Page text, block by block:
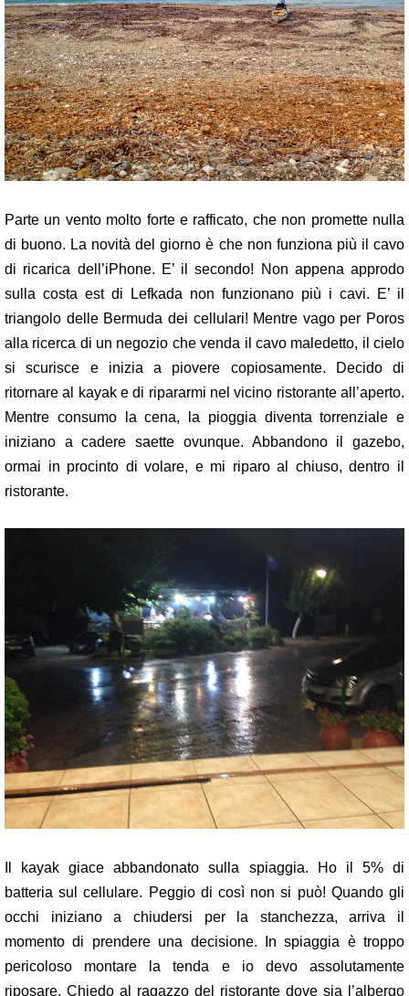
Parte un vento molto forte e rafficato, che non promette nulla
di buono. La novità del giorno è che non funziona più il cavo
di ricarica dell’iPhone. E’ il secondo! Non appena approdo
sulla costa est di Lefkada non funzionano più i cavi. E’ il
triangolo delle Bermuda dei cellulari! Mentre vago per Poros
alla ricerca di un negozio che venda il cavo maledetto, il cielo
si scurisce e inizia a piovere copiosamente. Decido di
ritornare al kayak e di ripararmi nel vicino ristorante all’aperto.
Mentre consumo la cena, la pioggia diventa torrenziale e
iniziano a cadere saette ovunque. Abbandono il gazebo,
ormai in procinto di volare, e mi riparo al chiuso, dentro il
ristorante.
Il kayak giace abbandonato sulla spiaggia. Ho il 5% di
batteria sul cellulare. Peggio di così non si può! Quando gli
occhi iniziano a chiudersi per la stanchezza, arriva il
momento di prendere una decisione. In spiaggia è troppo
pericoloso montare la tenda e io devo assolutamente
riposare. Chiedo al ragazzo del ristorante dove sia l’albergo